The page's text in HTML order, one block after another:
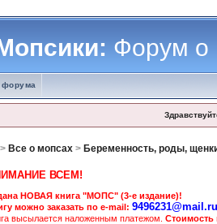
Форум о
форума
Все о мопсах> Беременность, роды,
ВСЕМ!
НОВАЯ книга "МОПС" (3-е издание)!
можно заказать по e-mail: 9496231@mail.ru
высылается наложенным платежом. Стоимость